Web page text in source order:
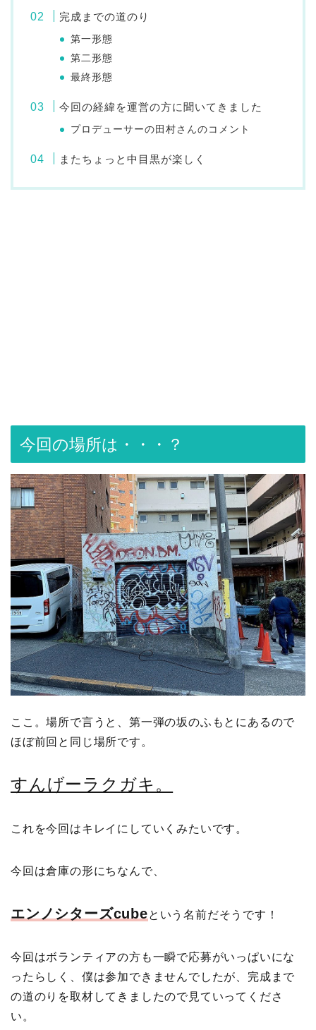
完成までの道のり
第一形態
第二形態
最終形態
今回の経緯を運営の方に聞いてきました
プロデューサーの田村さんのコメント
またちょっと中目黒が楽しく
今回の場所は・・・？
ここ。場所で言うと、第一弾の坂のふもとにあるので
ほぼ前回と同じ場所です。
すんげーラクガキ。
これを今回はキレイにしていくみたいです。
今回は倉庫の形にちなんで、
エンノシターズcubeという名前だそうです！
今回はボランティアの方も一瞬で応募がいっぱいにな
ったらしく、僕は参加できませんでしたが、完成まで
の道のりを取材してきましたので見ていってくださ
い。